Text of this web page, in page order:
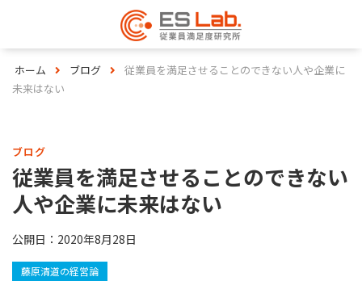
ホーム ブログ
従業員を満足させることのできない人や企業に
未来はない
ブログ
従業員を満足させることのできない
人や企業に未来はない
公開日： 2020年8月28日
藤原清道の経営論